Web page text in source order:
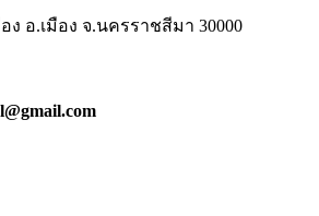
ง อ.เมือง จ.นครราชสีมา 30000